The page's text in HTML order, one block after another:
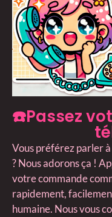
☎️Passez
Vous préférez parler
? Nous adorons ça !
votre commande
rapidement,
humaine. Nous vous